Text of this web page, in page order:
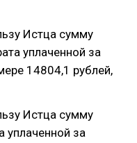
Истца сумму
уплаченной за
14804,1 рублей,
Истца сумму
уплаченной за